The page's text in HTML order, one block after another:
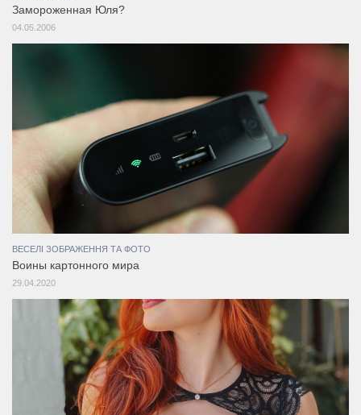
Замороженная Юля?
04.05.2006
ВЕСЕЛІ ЗОБРАЖЕННЯ ТА ФОТО
Воины картонного мира
29.04.2020